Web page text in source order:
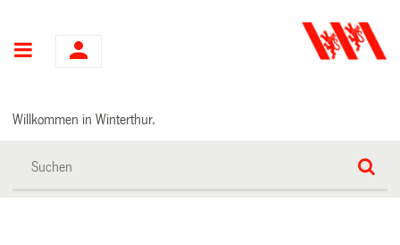
Hauptnavigation
Willkommen in Winterthur.